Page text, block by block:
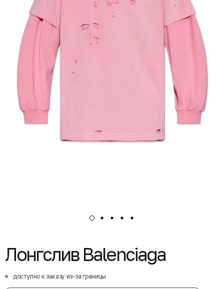
Лонгслив Balenciaga
доступно к заказу из-за границы